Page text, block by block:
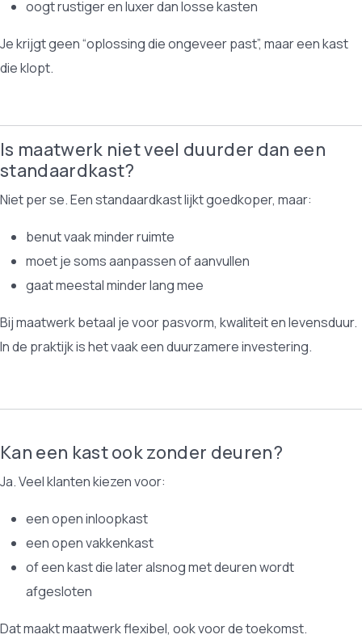
oogt rustiger en luxer dan losse kasten
Je krijgt geen “oplossing die ongeveer past”, maar een kast
die klopt.
Is maatwerk niet veel duurder dan een
standaardkast?
Niet per se. Een standaardkast lijkt goedkoper, maar:
benut vaak minder ruimte
moet je soms aanpassen of aanvullen
gaat meestal minder lang mee
Bij maatwerk betaal je voor pasvorm, kwaliteit en levensduur.
In de praktijk is het vaak een duurzamere investering.
Kan een kast ook zonder deuren?
Ja. Veel klanten kiezen voor:
een open inloopkast
een open vakkenkast
of een kast die later alsnog met deuren wordt
afgesloten
Dat maakt maatwerk flexibel, ook voor de toekomst.